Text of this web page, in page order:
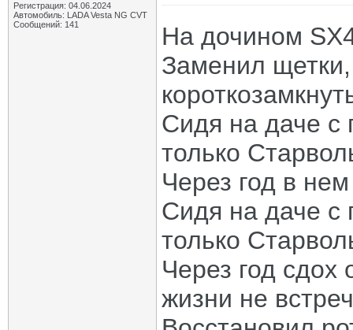
Регистрация: 04.06.2024
Автомобиль: LADA Vesta NG CVT
Сообщений: 141
На дочином
Заменил
Сидя на даче с
только
Через год в
Сидя на даче с
только
Через год сдох
жизни не